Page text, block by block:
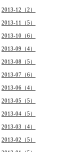
2013-12（2）
2013-11（5）
2013-10（6）
2013-09（4）
2013-08（5）
2013-07（6）
2013-06（4）
2013-05（5）
2013-04（5）
2013-03（4）
2013-02（5）